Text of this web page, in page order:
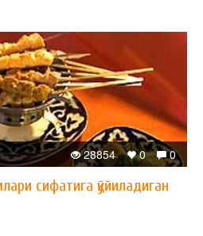
0
0
28854
сифатига қўйиладиган